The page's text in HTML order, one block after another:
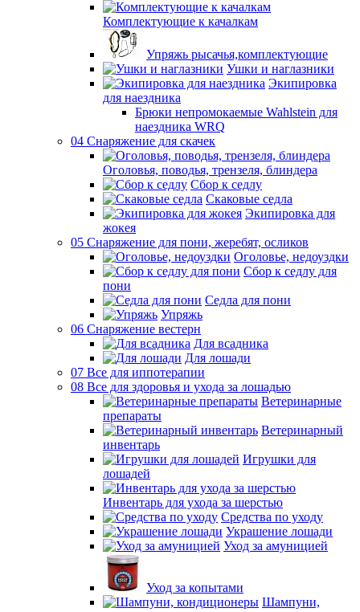
Комплектующие к качалкам
Упряжь рысачья,комплектующие
Ушки и наглазники
Экипировка
для наездника
Брюки непромокаемые Wahlstein для
наездника WRQ
04 Снаряжение для скачек
Оголовья, поводья, трензеля, блиндера
Сбор к седлу
Скаковые седла
Экипировка для
жокея
05 Снаряжение для пони, жеребят, осликов
Оголовье, недоуздки
Сбор к седлу для
пони
Седла для пони
Упряжь
06 Снаряжение вестерн
Для всадника
Для лошади
07 Все для иппотерапии
08 Все для здоровья и ухода за лошадью
Ветеринарные
препараты
Ветеринарный
инвентарь
Игрушки для
лошадей
Инвентарь для ухода за шерстью
Средства по уходу
Украшение лошади
Уход за амуницией
Уход за копытами
Шампуни,